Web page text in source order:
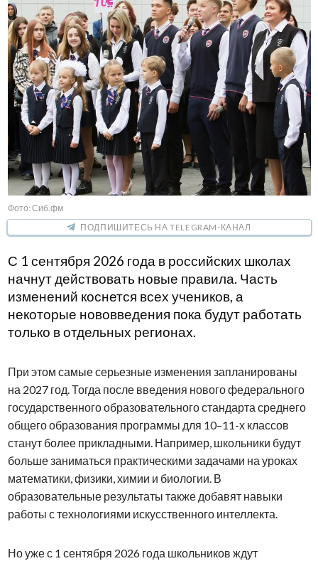
Фото: Сиб.фм
ПОДПИШИТЕСЬ НА TELEGRAM-КАНАЛ
С 1 сентября 2026 года в российских школах
начнут действовать новые правила. Часть
изменений коснется всех учеников, а
некоторые нововведения пока будут работать
только в отдельных регионах.
При этом самые серьезные изменения запланированы
на 2027 год. Тогда после введения нового федерального
государственного образовательного стандарта среднего
общего образования программы для 10–11-х классов
станут более прикладными. Например, школьники будут
больше заниматься практическими задачами на уроках
математики, физики, химии и биологии. В
образовательные результаты также добавят навыки
работы с технологиями искусственного интеллекта.
Но уже с 1 сентября 2026 года школьников ждут